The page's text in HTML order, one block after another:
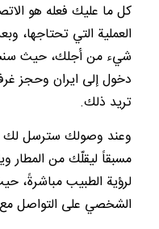
كل ما عليك فعله هو
العملية التي تحتاجها،
شيء من أجلك، حيث
دخول إلى ايران وحجز
تريد ذلك.
وعند وصولك سترسل لك
مسبقاً ليقلّك من المطار
لرؤية الطبيب
الشخصي على التواصل